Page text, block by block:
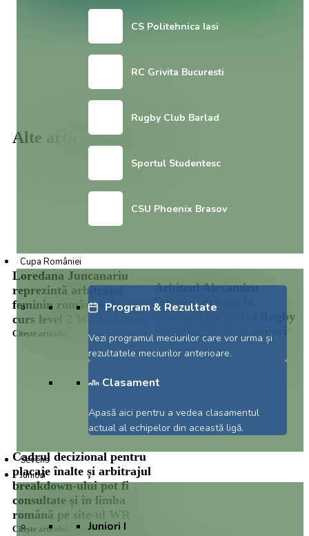
CS Politehnica Iasi
RC Grivita Bucuresti
Rugby Club Barlad
Sportul Studentesc
CSU Phoenix Brasov
Cupa României
Program & Rezultate
Vezi programul meciurilor care vor urma și
rezultatele meciurilor anterioare.
Clasament
Apasă aici pentru a vedea clasamentul
actual al echipelor din această ligă.
Sevens
Juniori
Juniori I
Alte articole similare:
Loredana Juncanariu
reprezintă arbitrajul
feminin românesc la un
curs level 2 World Rugby
Citește articolul
Arbitrul Alexandru
Ionescu, delegat în
premieră de World Rugby
Cadrul decizional pentru
placaje înalte și arbitrajul
breakdown-ului pot fi
consultate și în limba
română pe site-ul WR
Citește articolul